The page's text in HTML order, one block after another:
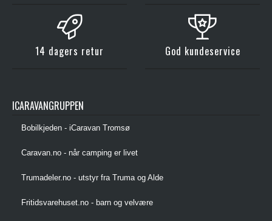
14 dagers retur God kundeservice
ICARAVANGRUPPEN
Bobilkjeden - iCaravan Tromsø
Caravan.no - når camping er livet
Trumadeler.no - utstyr fra Truma og Alde
Fritidsvarehuset.no - barn og velvære